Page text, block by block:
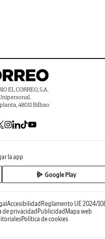
EL CORREO, S.A.
48011 Bilbao
la app
Google Play
Accesibilidad Reglamento UE 2024/
de privacidad Publicidad Mapa web
Política de cookies